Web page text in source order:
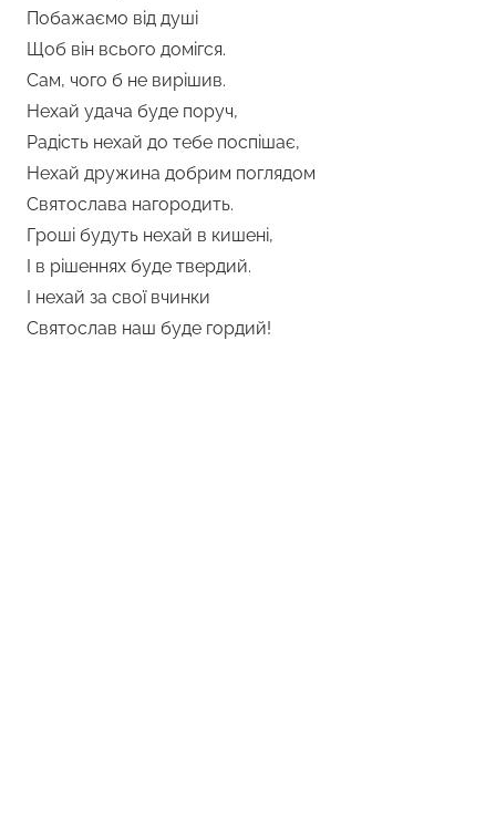
Побажаємо від душі
Щоб він всього домігся.
Сам, чого б не вирішив.
Нехай удача буде поруч,
Радість нехай до тебе поспішає,
Нехай дружина добрим поглядом
Святослава нагородить.
Гроші будуть нехай в кишені,
І в рішеннях буде твердий.
І нехай за свої вчинки
Святослав наш буде гордий!